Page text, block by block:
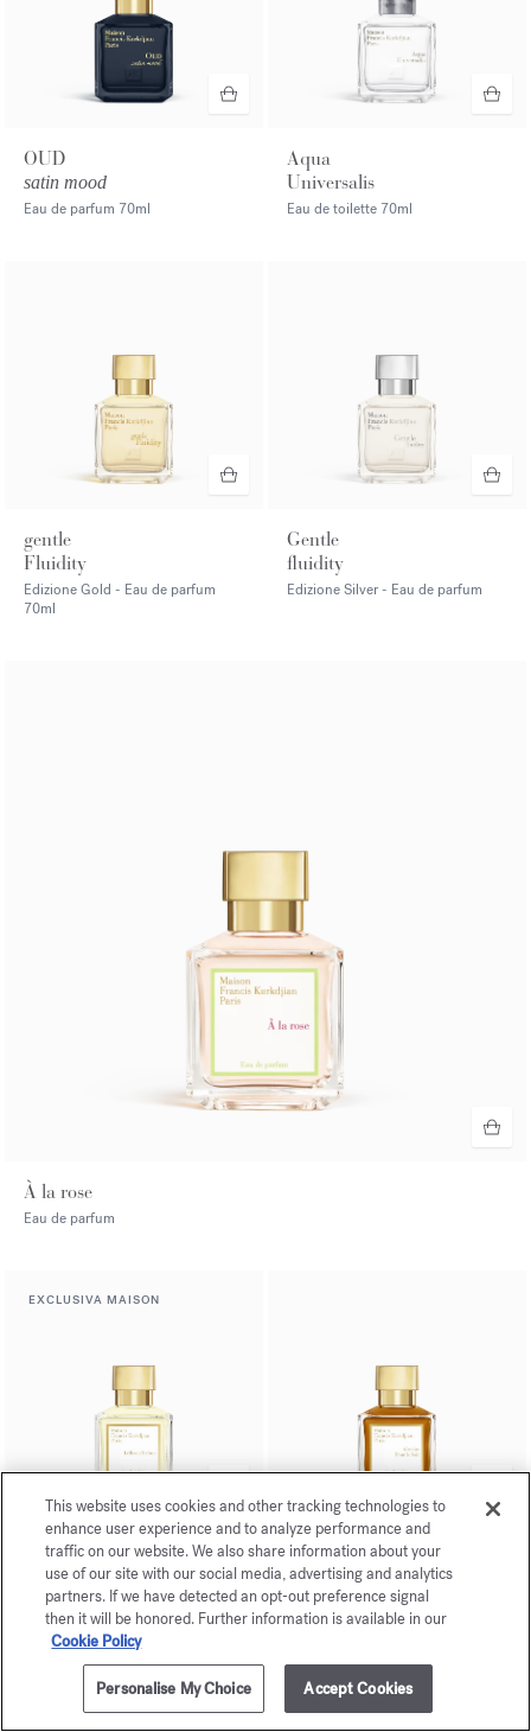
OUD
satin mood
Eau de parfum 70ml
Aqua
Universalis
Eau de toilette 70ml
gentle
Fluidity
Edizione Gold - Eau de parfum
70ml
Gentle
fluidity
Edizione Silver - Eau de parfum
À la rose
Eau de parfum
EXCLUSIVA MAISON
Le Beau Parfum
Eau de parfum
Absolue
Pour le Soir
Eau de parfum
This website uses cookies and other tracking technologies to
enhance user experience and to analyze performance and
traffic on our website. We also share information about your
use of our site with our social media, advertising and analytics
partners. If we have detected an opt-out preference signal
then it will be honored. Further information is available in our
Cookie Policy
Personalise My Choice Accept Cookies